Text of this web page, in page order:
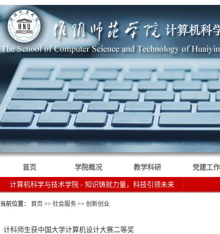
首页 学院概况 教学科研 党建工作
计算机科学与技术学院 - 知识铸就力量，科技引领未来
当前位置： 首页 >> 社会服务 >> 创新创业
计科师生获中国大学计算机设计大赛二等奖